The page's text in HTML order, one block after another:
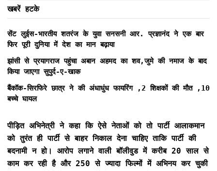
खबरें हटके
सेंट लुईस-भारतीय शतरंज के युवा सनसनी आर. प्रज्ञानंद ने एक बार
फिर पूरी दुनिया में देश का मान बढ़ाया
झांसी से प्रयागराज पहुंचा अबान अहमद का शव,जुमे की नमाज के बाद
किया जाएगा सुपुर्द-ए-खाक
बैंकॉक-सिरफिरे छात्र ने की अंधाधुंध फायरिंग ,2 शिक्षकों की मौत ,10
बच्चे घायल
पीड़ित अभिनेत्री ने कहा कि ऐसे नेताओं को तो पार्टी आलाकमान
को तुरंत ही पार्टी से बाहर निकाल देना चाहिए ताकि पार्टी की
बदनामी न हो। आरोप लगाने वाली बॉलीवुड में करीब 20 साल से
काम कर रही है और 250 से ज्यादा फिल्मों में अभिनय कर चुकी